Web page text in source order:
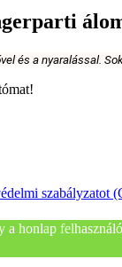
és a nyaralással.
szabályzatot
honlap